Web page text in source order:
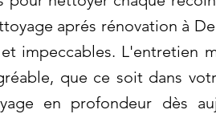
aprés rénovation à
impeccables. L'entretien
que ce soit dans
en profondeur dès